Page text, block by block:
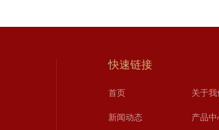
快速链接
首页 关于我
新闻动态 产品中